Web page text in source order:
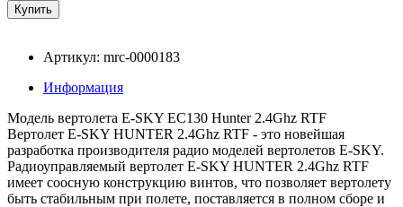
Артикул: mrc-0000183
Информация
Модель вертолета E-SKY EC130 Hunter 2.4Ghz RTF
Вертолет E-SKY HUNTER 2.4Ghz RTF - это новейшая
разработка производителя радио моделей вертолетов E-SKY.
Радиоуправляемый вертолет E-SKY HUNTER 2.4Ghz RTF
имеет соосную конструкцию винтов, что позволяет вертолету
быть стабильным при полете, поставляется в полном сборе и